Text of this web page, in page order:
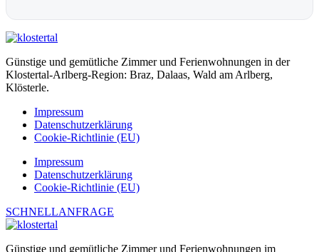
Günstige und gemütliche Zimmer und Ferienwohnungen in der
Klostertal-Arlberg-Region: Braz, Dalaas, Wald am Arlberg,
Klösterle.
Impressum
Datenschutzerklärung
Cookie-Richtlinie (EU)
Impressum
Datenschutzerklärung
Cookie-Richtlinie (EU)
SCHNELLANFRAGE
Günstige und gemütliche Zimmer und Ferienwohnungen im